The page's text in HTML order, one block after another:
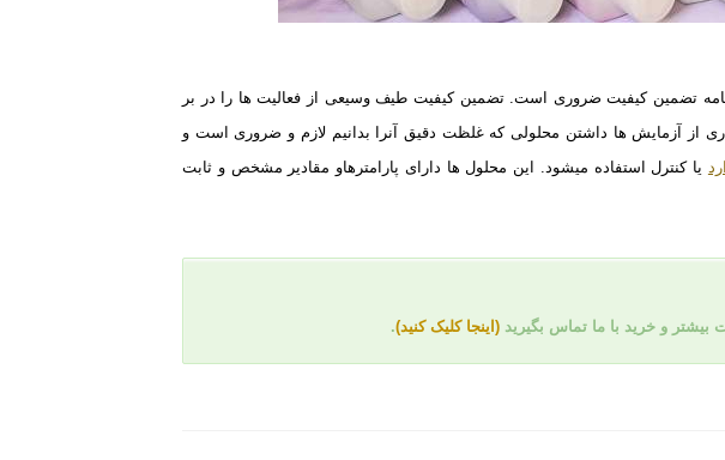
تضمین کیفیت ضروری است. تضمین کیفیت طیف وسیعی از فعالیت ها را در بر
از آزمایش ها داشتن محلولی که غلظت دقیق آنرا بدانیم لازم و ضروری است و
یا کنترل استفاده میشود. این محلول ها دارای پارامترهاو مقادیر مشخص و ثابت
و خرید با ما تماس بگیرید(اینجا کلیک کنید).